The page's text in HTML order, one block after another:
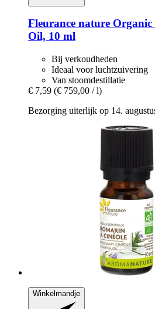
Fleurance nature Organic
Oil, 10 ml
Bij verkoudheden
Ideaal voor luchtzuivering
Van stoomdestillatie
€ 7,59 (€ 759,00 / l)
Bezorging uiterlijk op 14.
Winkelmandje